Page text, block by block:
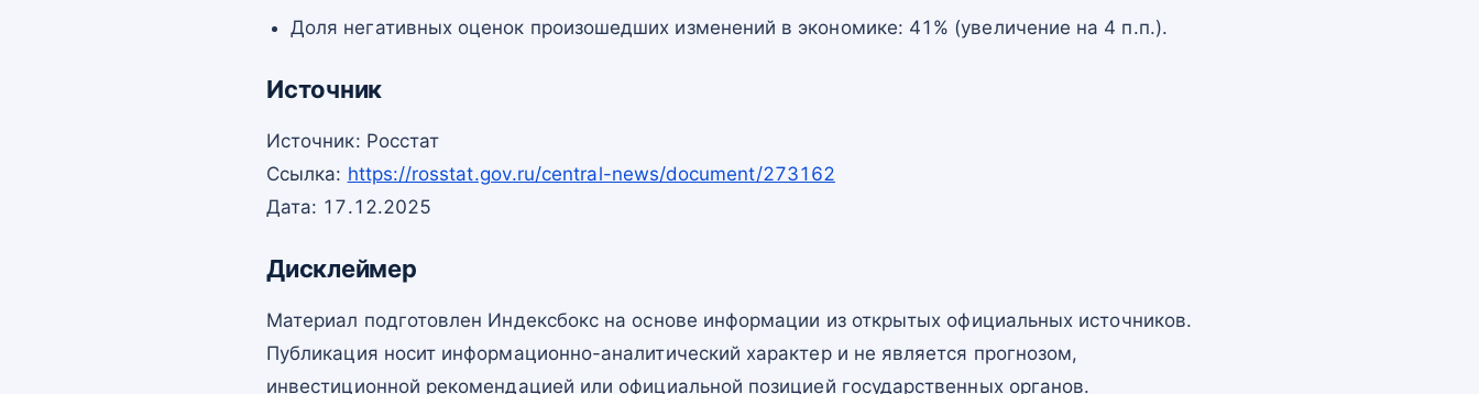
Доля негативных оценок произошедших изменений в экономике: 41% (увеличение на 4 п.п.).
Источник
Источник: Росстат
Ссылка: https://rosstat.gov.ru/central-news/document/273162
Дата: 17.12.2025
Дисклеймер
Материал подготовлен Индексбокс на основе информации из открытых официальных источников.
Публикация носит информационно-аналитический характер и не является прогнозом,
инвестиционной рекомендацией или официальной позицией государственных органов.